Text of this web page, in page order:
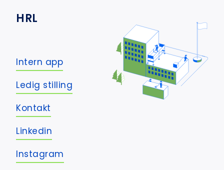
HRL
Intern app
Ledig stilling
Kontakt
Linkedin
Instagram